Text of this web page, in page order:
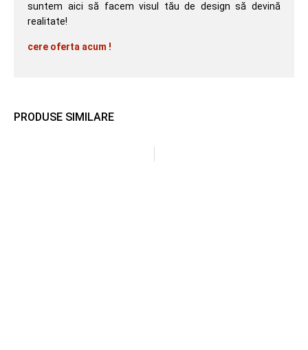
PRODUSE SIMILARE
suntem aici să facem visul tău de design să devină
realitate!
cere oferta acum !